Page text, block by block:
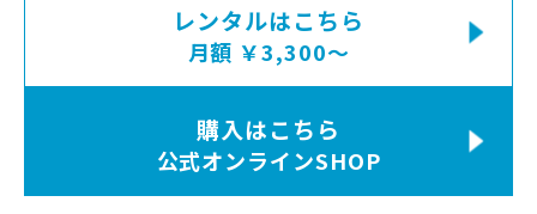
レンタルはこちら
月額 ￥3,300〜
購入はこちら
公式オンラインSHOP